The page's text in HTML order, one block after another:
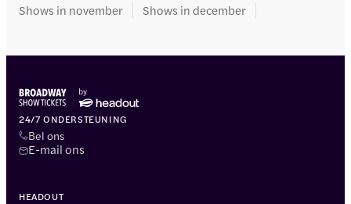
Shows in november
Shows in december
24/7 ONDERSTEUNING
Bel ons
E-mail ons
HEADOUT